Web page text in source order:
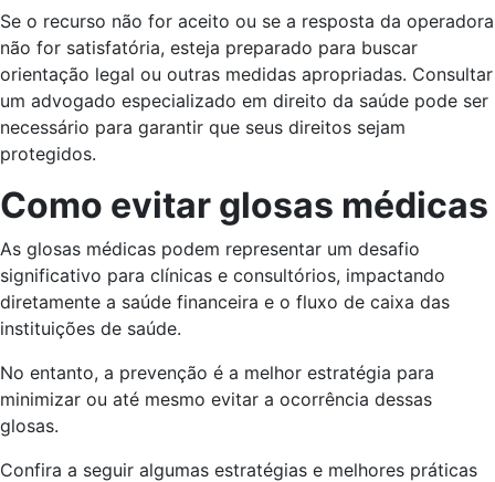
Se o recurso não for aceito ou se a resposta da operadora
não for satisfatória, esteja preparado para buscar
orientação legal ou outras medidas apropriadas. Consultar
um advogado especializado em direito da saúde pode ser
necessário para garantir que seus direitos sejam
protegidos.
Como evitar glosas médicas
As glosas médicas podem representar um desafio
significativo para clínicas e consultórios, impactando
diretamente a saúde financeira e o fluxo de caixa das
instituições de saúde.
No entanto, a prevenção é a melhor estratégia para
minimizar ou até mesmo evitar a ocorrência dessas
glosas.
Confira a seguir algumas estratégias e melhores práticas